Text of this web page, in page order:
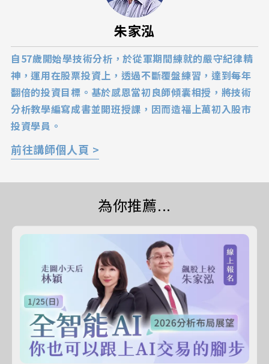
朱家泓
自57歲開始學技術分析，於從軍期間練就的嚴守紀律精
神，運用在股票投資上，透過不斷覆盤練習，達到每年
翻倍的投資目標。基於感恩當初良師傾囊相授，將技術
分析教學編寫成書並開班授課，因而造福上萬初入股市
投資學員。
前往講師個人頁 >
為你推薦...